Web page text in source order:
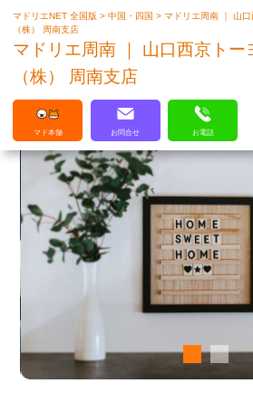
マドリエはLIXILの厳しい基
マドリエNET 全国版>中国・四国>マドリエ周南 ｜ 山
（株） 周南支店
マドリエ周南 ｜ 山口西京トー
（株） 周南支店
マド本舗 お問合せ お電話